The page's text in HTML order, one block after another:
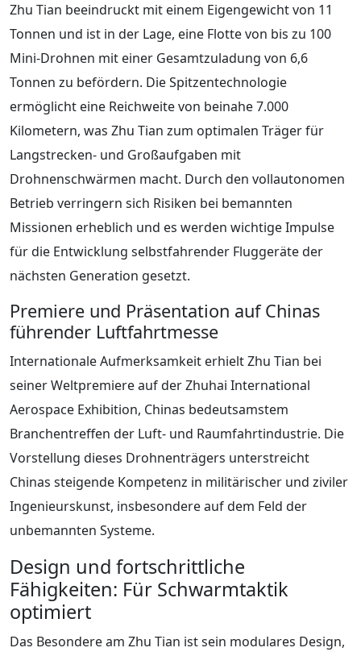
Zhu Tian beeindruckt mit einem Eigengewicht von 11
Tonnen und ist in der Lage, eine Flotte von bis zu 100
Mini-Drohnen mit einer Gesamtzuladung von 6,6
Tonnen zu befördern. Die Spitzentechnologie
ermöglicht eine Reichweite von beinahe 7.000
Kilometern, was Zhu Tian zum optimalen Träger für
Langstrecken- und Großaufgaben mit
Drohnenschwärmen macht. Durch den vollautonomen
Betrieb verringern sich Risiken bei bemannten
Missionen erheblich und es werden wichtige Impulse
für die Entwicklung selbstfahrender Fluggeräte der
nächsten Generation gesetzt.
Premiere und Präsentation auf Chinas
führender Luftfahrtmesse
Internationale Aufmerksamkeit erhielt Zhu Tian bei
seiner Weltpremiere auf der Zhuhai International
Aerospace Exhibition, Chinas bedeutsamstem
Branchentreffen der Luft- und Raumfahrtindustrie. Die
Vorstellung dieses Drohnenträgers unterstreicht
Chinas steigende Kompetenz in militärischer und ziviler
Ingenieurskunst, insbesondere auf dem Feld der
unbemannten Systeme.
Design und fortschrittliche
Fähigkeiten: Für Schwarmtaktik
optimiert
Das Besondere am Zhu Tian ist sein modulares Design,